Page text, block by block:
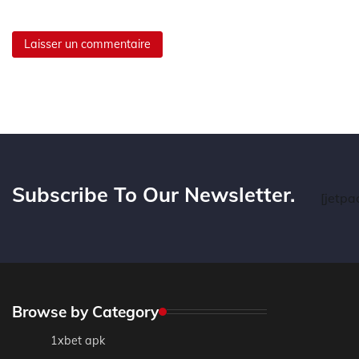
Subscribe To Our Newsletter.
Browse by Category
1xbet apk